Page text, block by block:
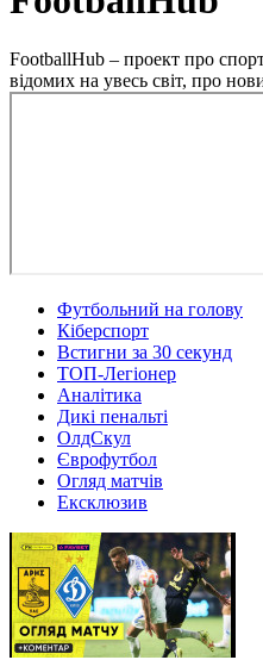
FootballHub – проект про
відомих на увесь світ, про
Футбольний на голову
Кіберспорт
Встигни за 30 секунд
ТОП-Легіонер
Аналітика
Дикі пенальті
ОлдСкул
Єврофутбол
Огляд матчів
Ексклюзив